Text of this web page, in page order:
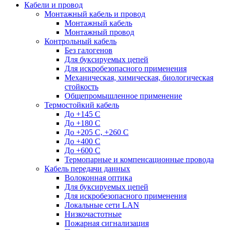
Кабели и провод
Монтажный кабель и провод
Монтажный кабель
Монтажный провод
Контрольный кабель
Без галогенов
Для буксируемых цепей
Для искробезопасного применения
Механическая, химическая, биологическая
стойкость
Общепромышленное применение
Термостойкий кабель
До +145 С
До +180 C
До +205 С, +260 С
До +400 C
До +600 С
Термопарные и компенсационные провода
Кабель передачи данных
Волоконная оптика
Для буксируемых цепей
Для искробезопасного применения
Локальные сети LAN
Низкочастотные
Пожарная сигнализация